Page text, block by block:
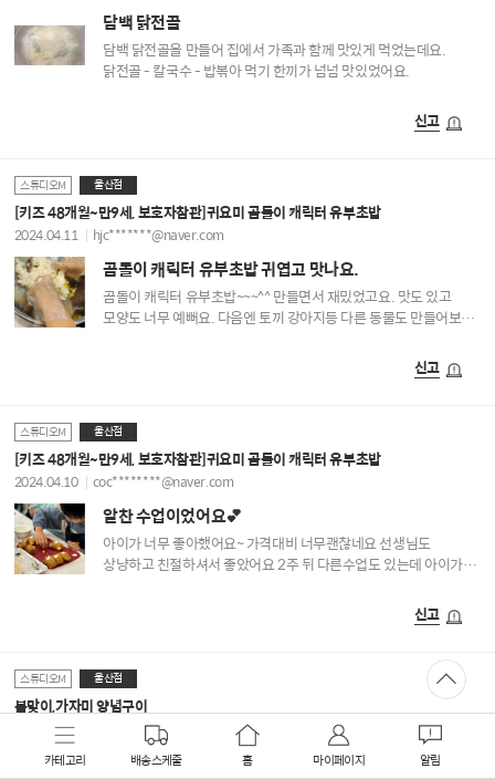
담백 닭전골
담백 닭전골을 만들어 집에서 가족과 함께 맛있게 먹었는데요.
닭전골 - 칼국수 - 밥볶아 먹기 한끼가 넘넘 맛있었어요.
신고
스튜디오M 울산점
[키즈 48개월~만9세, 보호자참관]귀요미 곰돌이 캐릭터 유부초밥
2024.04.11 hjc*******@naver.com
곰돌이 캐릭터 유부초밥 귀엽고 맛나요.
곰돌이 캐릭터 유부초밥~~~^^ 만들면서 재밌었고요. 맛도 있고
모양도 너무 예뻐요. 다음엔 토끼 강아지등 다른 동물도 만들어보고
신고
스튜디오M 울산점
[키즈 48개월~만9세, 보호자참관]귀요미 곰돌이 캐릭터 유부초밥
2024.04.10 coc********@naver.com
알찬 수업이었어요💕
아이가 너무 좋아했어요~ 가격대비 너무괜찮네요 선생님도
상냥하고 친절하셔서 좋았어요 2주 뒤 다른수업도 있는데 아이가
신고
스튜디오M 울산점
봄맞이,가자미 양념구이
2024.04.09 hjc*******@naver.com
가자미 구이 맛나요
카테고리 배송스케줄 홈 마이페이지 알림